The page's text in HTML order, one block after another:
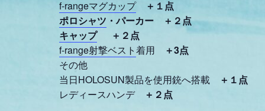
f-rangeマグカップ＋１点
ポロシャツ ・パーカー ＋２点
キャップ＋２点
f-range射撃ベスト着用 ＋3点
その他
当日HOLOSUN製品を使用銃へ搭載 ＋１点
レディースハンデ
＋２点